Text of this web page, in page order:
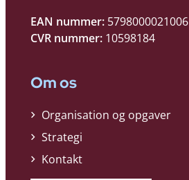
EAN nummer: 5798000021006
CVR nummer: 10598184
Om os
Organisation og opgaver
Strategi
Kontakt